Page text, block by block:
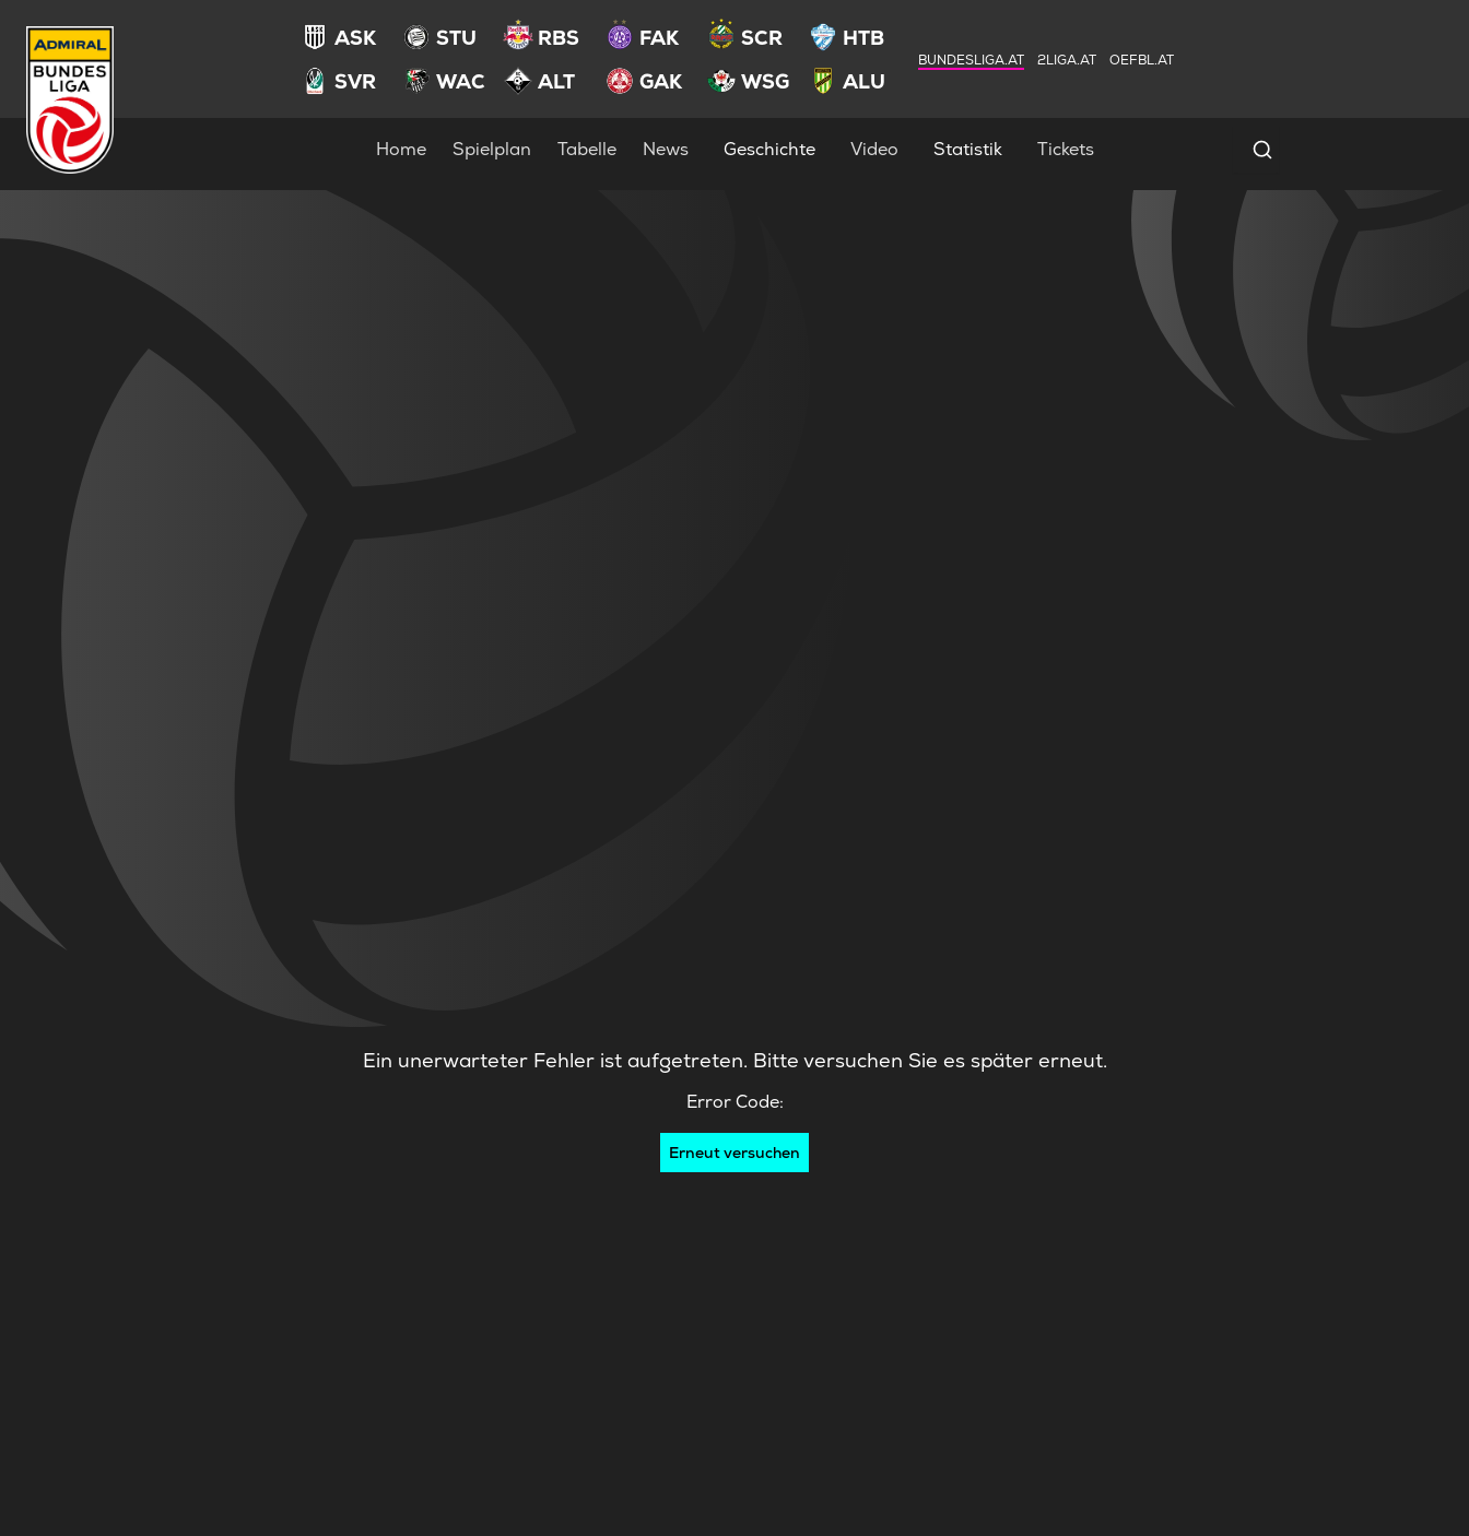
ASK STU RBS FAK SCR
HTB
SVR
WAC ALT GAK WSG ALU
BUNDESLIGA.AT 2LIGA.AT OEFBL.AT
Home Spielplan Tabelle News Geschichte Video Statistik Tickets Spielersuche
Ein unerwarteter Fehler ist aufgetreten. Bitte versuchen Sie es später erneut.
Error Code:
Erneut versuchen